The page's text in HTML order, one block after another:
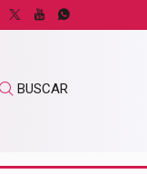
BUSCAR